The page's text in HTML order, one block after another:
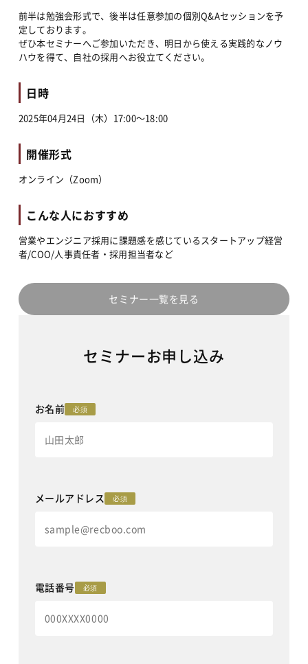
前半は勉強会形式で、後半は任意参加の個別Q&Aセッションを予
定しております。
ぜひ本セミナーへご参加いただき、明日から使える実践的なノウ
ハウを得て、自社の採用へお役立てください。
日時
2025年04月24日（木）17:00〜18:00
開催形式
オンライン（Zoom）
こんな人におすすめ
営業やエンジニア採用に課題感を感じているスタートアップ経営
者/COO/人事責任者・採用担当者など
セミナー一覧を見る
セミナーお申し込み
お名前 必須
メールアドレス 必須
電話番号 必須